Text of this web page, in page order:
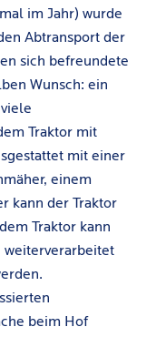
im Jahr) wurde
Abtransport der
sich befreundete
Wunsch: ein
Traktor mit
mit einer
einem
kann der Traktor
Traktor kann
weiterverarbeitet
beim Hof